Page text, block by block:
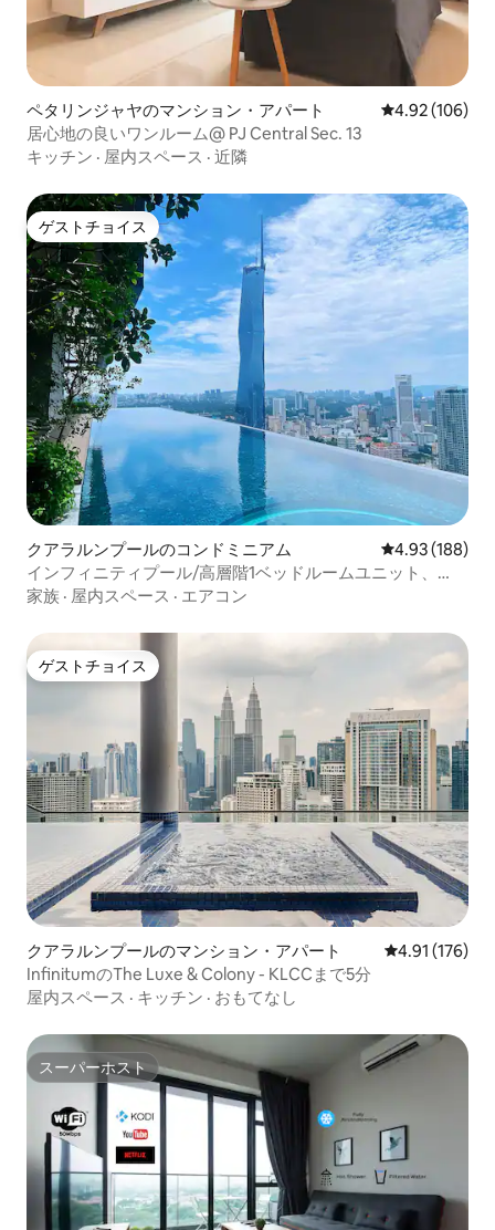
ペタリンジャヤのマンション・アパート レビュー106
4.92 (106)
居心地の良いワンルーム@ PJ Central Sec. 13
キッチン · 屋内スペース · 近隣
ゲストチョイス
ゲストチョイス
クアラルンプールのコンドミニアム レビュー188
4.93 (188)
インフィニティプール/高層階1ベッドルームユニット、
KLCCビュー46
家族 · 屋内スペース · エアコン
ゲストチョイス
ゲストチョイス
クアラルンプールのマンション・アパート レビュー176
4.91 (176)
InfinitumのThe Luxe & Colony - KLCCまで5分
屋内スペース · キッチン · おもてなし
スーパーホスト
スーパーホスト